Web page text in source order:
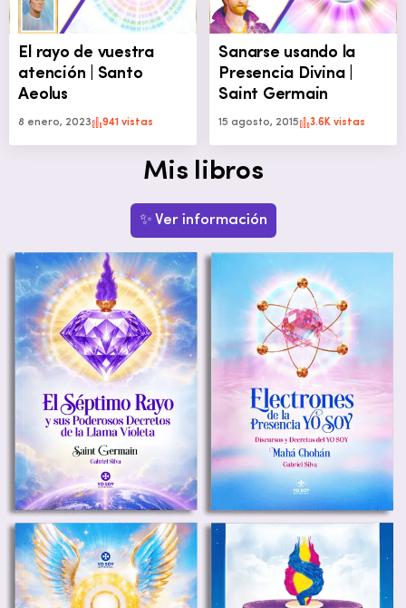
El rayo de vuestra
atención | Santo
Aeolus
8 enero, 2023 941 vistas
Sanarse usando la
Presencia Divina |
Saint Germain
15 agosto, 2015 3.6K vistas
Mis libros
✨ Ver información